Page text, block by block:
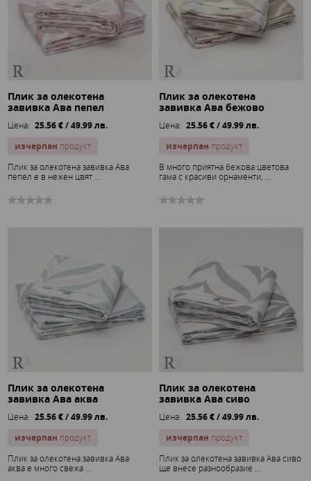
Плик за олекотена
завивка Ава пепел
Цена: 25.56 € / 49.99 лв.
изчерпан продукт
Плик за олекотена завивка Ава
пепел е в нежен цвят ...
Плик за олекотена
завивка Ава бежово
Цена: 25.56 € / 49.99 лв.
изчерпан продукт
В много приятна бежова цветова
гама с красиви орнаменти, ...
Плик за олекотена
завивка Ава аква
Цена: 25.56 € / 49.99 лв.
изчерпан продукт
Плик за олекотена завивка Ава
аква е много свежа ...
Плик за олекотена
завивка Ава сиво
Цена: 25.56 € / 49.99 лв.
изчерпан продукт
Плик за олекотена завивка Ава сиво
ще внесе разнообразие ...